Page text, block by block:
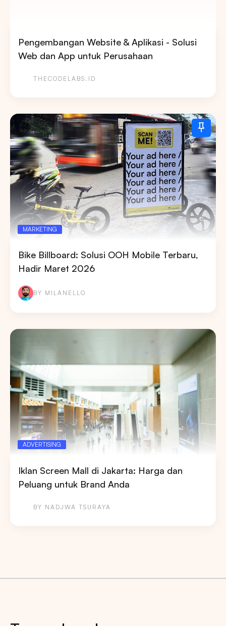
Pengembangan Website & Aplikasi - Solusi
Web dan App untuk Perusahaan
THECODELABS.ID
MARKETING
Bike Billboard: Solusi OOH Mobile Terbaru,
Hadir Maret 2026
BY MILANELLO
ADVERTISING
Iklan Screen Mall di Jakarta: Harga dan
Peluang untuk Brand Anda
BY NADJWA TSURAYA
Pencarian
Tips: PilihSemua Provinsiuntuk melihat
semua titik iklan kami